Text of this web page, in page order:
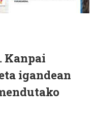
Kanpai
igandean